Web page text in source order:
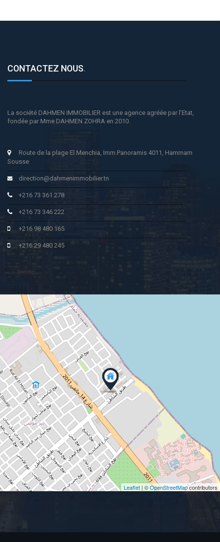
CONTACTEZ NOUS.
La société DAHMEN IMMOBILIER est une agence agréée par l'Etat,
fondée par Mme DAHMEN ZOHRA en 2010.
Route de la plage El Menchia, Imm.Panoramis 4011, Hammam
Sousse
direction@dahmenimmobilier.tn
+216 73 361 278
+216 73 346 222
+216 98 480 165
+216 29 480 245
Leaflet | ©OpenStreetMapcontributors